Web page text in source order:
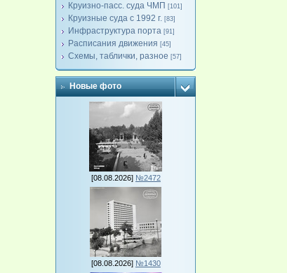
Круизно-пасс. суда ЧМП [101]
Круизные суда с 1992 г. [83]
Инфраструктура порта [91]
Расписания движения [45]
Схемы, таблички, разное [57]
Новые фото
[08.08.2026] №2472
[08.08.2026] №1430